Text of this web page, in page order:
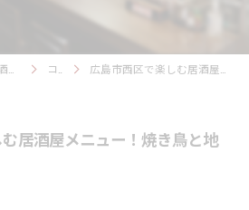
コラム 広島市西区で楽しむ居酒屋メニュー！焼き鳥と地元の味わい
居酒屋メニュー！焼き鳥と地